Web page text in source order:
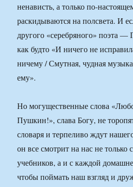
ненависть, а только по-
раскидываются на полсвета. И
другого «серебряного» поэта —
как будто «И ничего не
ничему / Смутная, чудная
ему».
Но могущественные слова
Пушкин!», слава Богу, не
словаря и терпеливо ждут
он все смотрит на нас не
учебников, а и с каждой
чтобы поймать наш взгляд и